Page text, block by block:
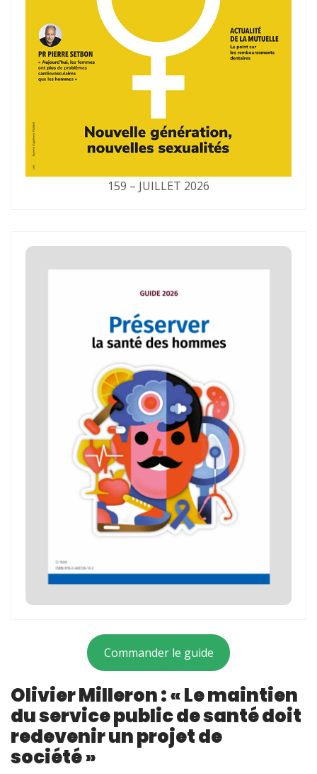
159 – JUILLET 2026
Commander le guide
Olivier Milleron : « Le maintien
du service public de santé doit
redevenir un projet de
société »